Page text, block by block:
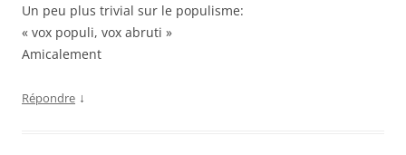
Un peu plus trivial sur le populisme:
« vox populi, vox abruti »
Amicalement
Répondre ↓